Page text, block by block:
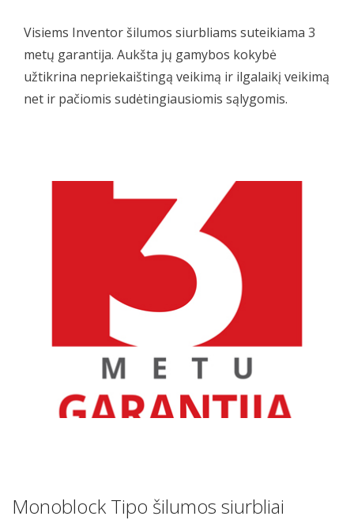
Visiems Inventor šilumos siurbliams suteikiama 3
metų garantija. Aukšta jų gamybos kokybė
užtikrina nepriekaištingą veikimą ir ilgalaikį veikimą
net ir pačiomis sudėtingiausiomis sąlygomis.
Monoblock Tipo šilumos siurbliai